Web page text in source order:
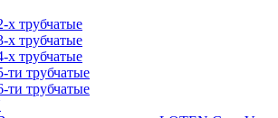
х трубчатые
х трубчатые
х трубчатые
ти трубчатые
ти трубчатые